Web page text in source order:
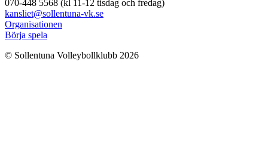
070-448 5568 (kl 11-12 tisdag och fredag)
kansliet@sollentuna-vk.se
Organisationen
Börja spela
© Sollentuna Volleybollklubb 2026